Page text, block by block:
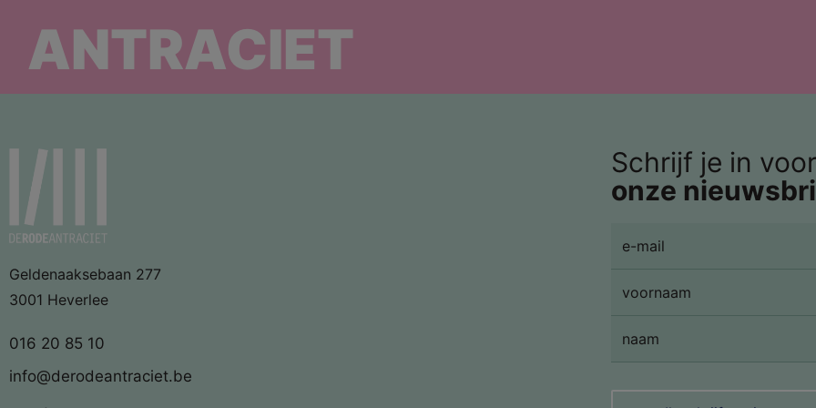
ANTRACIET
Geldenaaksebaan 277
3001 Heverlee
016 20 85 10
info@derodeantraciet.be
Schrijf je in
onze